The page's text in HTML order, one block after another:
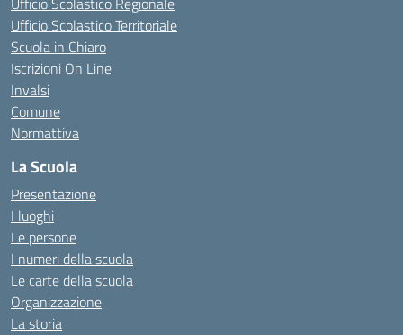
Ufficio Scolastico Territoriale
Scuola in Chiaro
Iscrizioni On Line
Invalsi
Comune
Normattiva
La Scuola
Presentazione
I luoghi
Le persone
I numeri della scuola
Le carte della scuola
Organizzazione
La storia